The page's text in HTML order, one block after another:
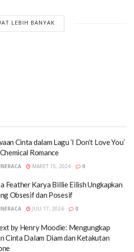
LEBIH BANYAK
Cinta dalam Lagu ‘I Don’t Love You’
Romance
MARET 15, 2024 0
Feather Karya Billie Eilish Ungkapkan
Obsesif dan Posesif
JULI 17, 2024 0
by Henry Moodie: Mengungkap
Cinta Dalam Diam dan Ketakutan